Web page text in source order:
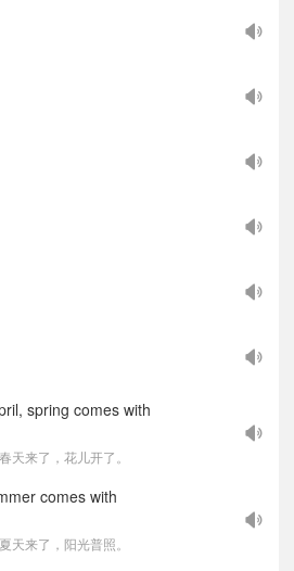
spring comes with
天来了，花儿开了。
comes with
天来了，阳光普照。